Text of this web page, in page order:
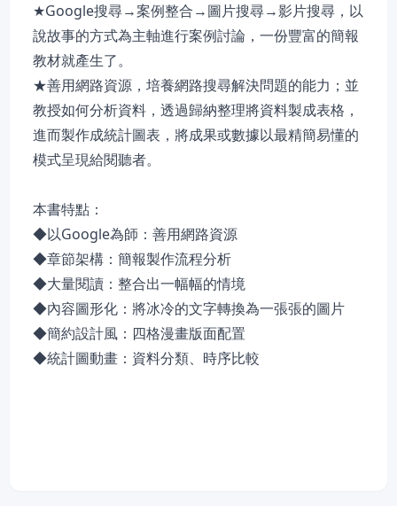
★Google搜尋→案例整合→圖片搜尋→影片搜尋，以
說故事的方式為主軸進行案例討論，一份豐富的簡報
教材就產生了。
★善用網路資源，培養網路搜尋解決問題的能力；並
教授如何分析資料，透過歸納整理將資料製成表格，
進而製作成統計圖表，將成果或數據以最精簡易懂的
模式呈現給閱聽者。
本書特點：
◆以Google為師：善用網路資源
◆章節架構：簡報製作流程分析
◆大量閱讀：整合出一幅幅的情境
◆內容圖形化：將冰冷的文字轉換為一張張的圖片
◆簡約設計風：四格漫畫版面配置
◆統計圖動畫：資料分類、時序比較